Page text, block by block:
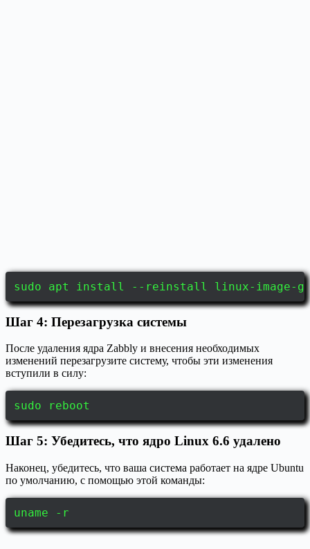
sudo apt install --reinstall linux-image-
Шаг 4: Перезагрузка системы
После удаления ядра Zabbly и внесения необходимых
изменений перезагрузите систему, чтобы эти изменения
вступили в силу:
sudo reboot
Шаг 5: Убедитесь, что ядро Linux 6.6 удалено
Наконец, убедитесь, что ваша система работает на ядре Ubuntu
по умолчанию, с помощью этой команды:
uname -r